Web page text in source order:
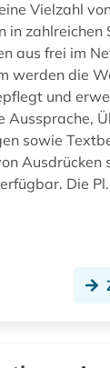
Vielzahl
in zahlreichen
aus frei im
werden die
und erweitert.
Aussprache,
sowie
Ausdrücken
vielen Fällen verfügbar.